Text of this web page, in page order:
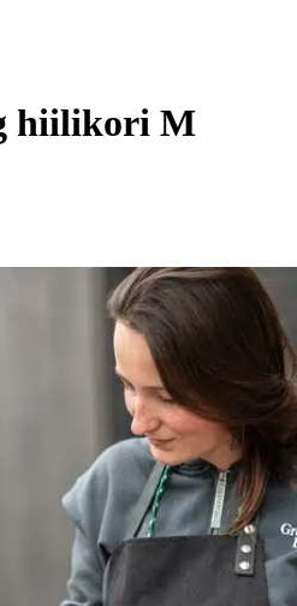
hiilikori M
Toimitus
tai noutopisteeseenAlk. 0 €
100 €:n tilauksille
tai